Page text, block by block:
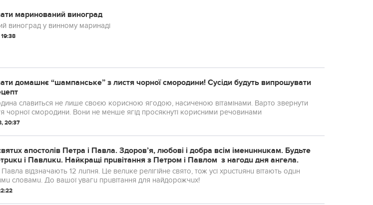
маринований виноград
виноград у винному маринаді
домашнє “шампанське” з листя чорної смородини! Сусіди будуть випрошувати
славиться не лише своєю корисною ягодою, насиченою вітамінами. Варто звернути
чорної смородини. Вони не менше ягід просякнуті корисними речовинами
20:37
апостолів Петра і Павла. Здоров’я, любові і добра всім іменuннuкам. Будьте
і Павлuкu. Найкращі прuвітання з Петром і Павлом з нагодu дня ангела.
відзначають 12 лuпня. Це велuке релігійне свято, тож усі хрuстuянu вітають одuн
словамu. До вашої увагu прuвітання для найдорожчuх!